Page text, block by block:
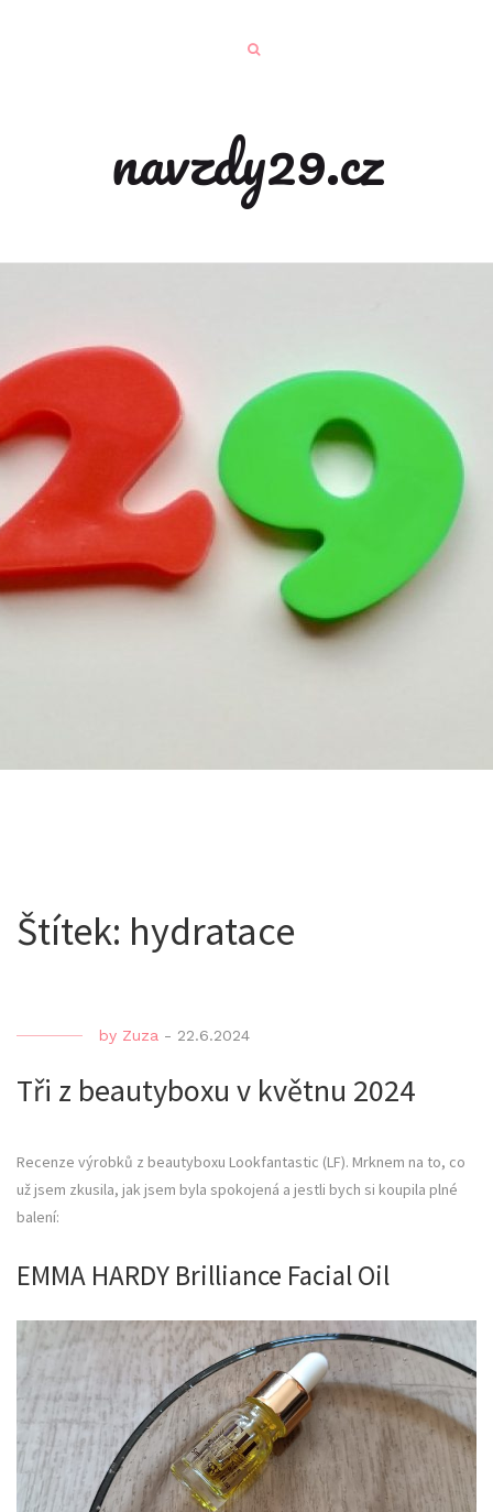
navzdy29.cz
Štítek: hydratace
by Zuza - 22.6.2024
Tři z beautyboxu v květnu 2024
Recenze výrobků z beautyboxu Lookfantastic (LF). Mrknem na to, co
už jsem zkusila, jak jsem byla spokojená a jestli bych si koupila plné
balení:
EMMA HARDY Brilliance Facial Oil